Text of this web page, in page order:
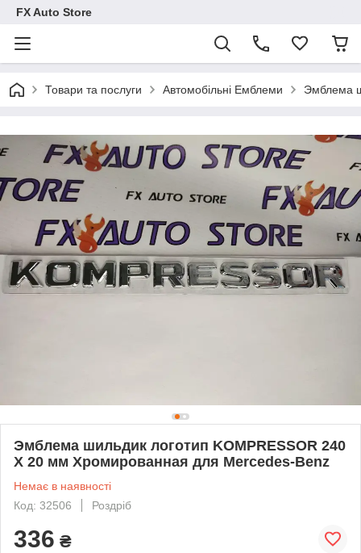
FX Auto Store
Товари та послуги Автомобільні Емблеми Эмблема
Эмблема шильдик логотип KOMPRESSOR 240
Х 20 мм Хромированная для Mercedes-Benz
Немає в наявності
Код: 32506
Роздріб
336 ₴